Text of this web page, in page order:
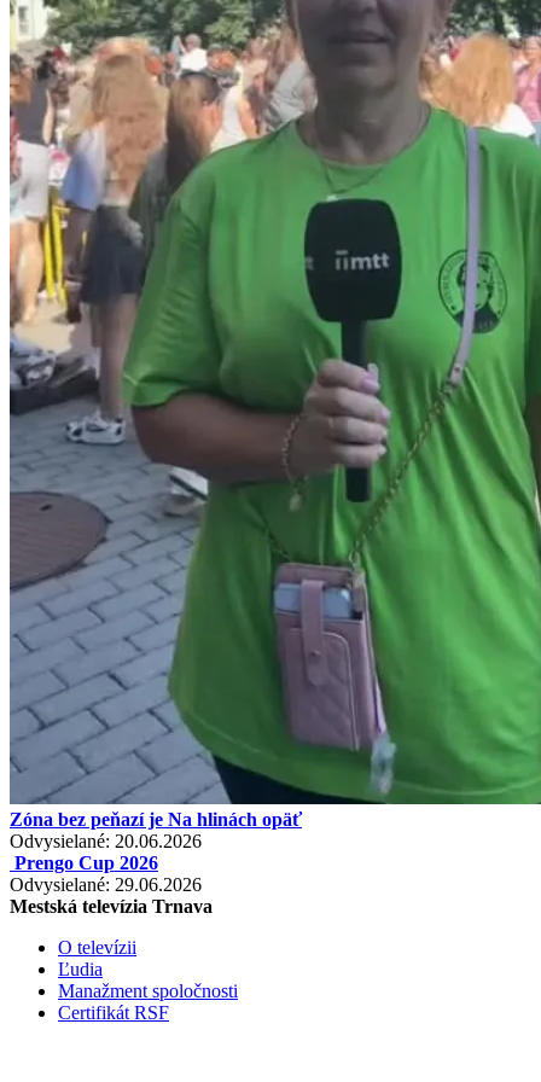
Zóna bez peňazí je Na hlinách opäť
Odvysielané: 20.06.2026
Prengo Cup 2026
Odvysielané: 29.06.2026
Mestská televízia Trnava
O televízii
Ľudia
Manažment spoločnosti
Certifikát RSF